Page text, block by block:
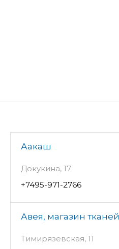
Аакаш
Докукина, 17
+7495-971-2766
Авея, магазин тканей
Тимирязевская, 11